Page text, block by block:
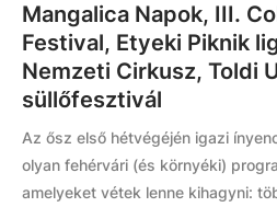
Mangalica Napok, III.
Festival, Etyeki Piknik
Nemzeti Cirkusz, Toldi
süllőfesztivál
Az ősz első hétvégéjén igazi
olyan fehérvári (és környéki)
amelyeket vétek lenne kihagyni: